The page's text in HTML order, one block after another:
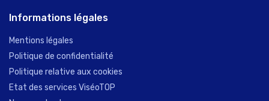
Informations légales
Mentions légales
Politique de confidentialité
Politique relative aux cookies
Etat des services ViséoTOP